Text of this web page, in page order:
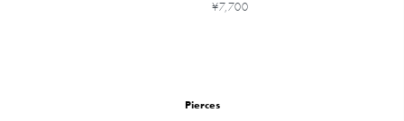
¥7,700
Pierces